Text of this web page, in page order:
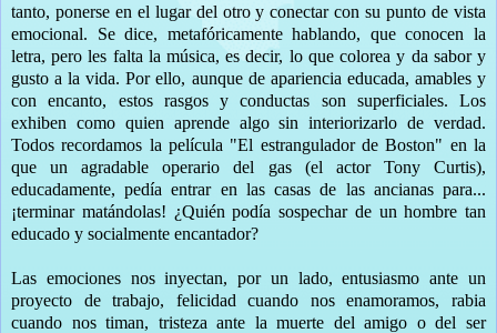
tanto, ponerse en el lugar del otro y conectar con su punto de vista
emocional. Se dice, metafóricamente hablando, que conocen la
letra, pero les falta la música, es decir, lo que colorea y da sabor y
gusto a la vida. Por ello, aunque de apariencia educada, amables y
con encanto, estos rasgos y conductas son superficiales. Los
exhiben como quien aprende algo sin interiorizarlo de verdad.
Todos recordamos la película "El estrangulador de Boston" en la
que un agradable operario del gas (el actor Tony Curtis),
educadamente, pedía entrar en las casas de las ancianas para...
¡terminar matándolas! ¿Quién podía sospechar de un hombre tan
educado y socialmente encantador?
Las emociones nos inyectan, por un lado, entusiasmo ante un
proyecto de trabajo, felicidad cuando nos enamoramos, rabia
cuando nos timan, tristeza ante la muerte del amigo o del ser